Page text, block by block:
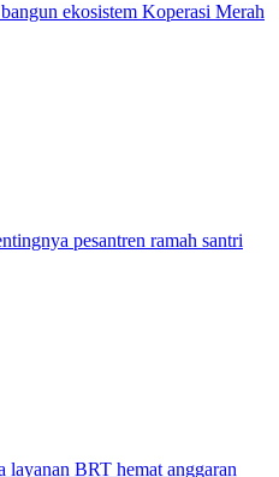
ekosistem Koperasi Merah
pesantren ramah santri
layanan BRT hemat anggaran